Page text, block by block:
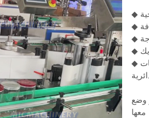
◆ أنظمة دوارة بزاوية 360 درجة لوضع العلامات على الحاويات
وضع
معها